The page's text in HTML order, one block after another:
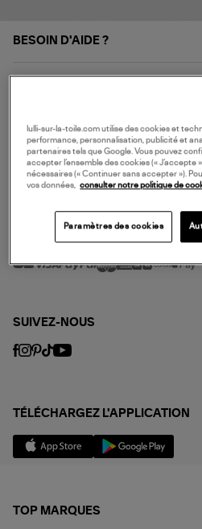
BESOIN D'AIDE ?
NOS SERVICES
SERVICE CLIENT
MODE DE PAIEMENT
SUIVEZ-NOUS
TÉLÉCHARGEZ L'APPLICATION
TOP MARQUES
lulli-sur-la-toile.com utilise des cookies et
performance, personnalisation, publicité et
partenaires tels que Google. Vous pouvez
accepter l’ensemble des cookies («
nécessaires (« Continuer sans accepter »).
vos données,
consulter notre politique de
Paramètres des cookies